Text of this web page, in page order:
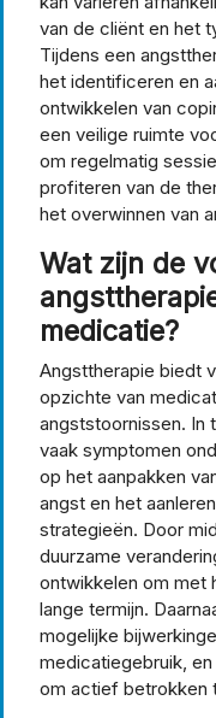
van de cliënt en het
Tijdens een
het identificeren en
ontwikkelen van
een veilige ruimte
om regelmatig
profiteren van de
het overwinnen van
Wat zijn de
medicatie?
Angsttherapie biedt
opzichte van
angststoornissen. In
vaak symptomen
op het aanpakken
angst en het
strategieën. Door
duurzame
ontwikkelen om met
lange termijn.
mogelijke
medicatiegebruik,
om actief betrokken